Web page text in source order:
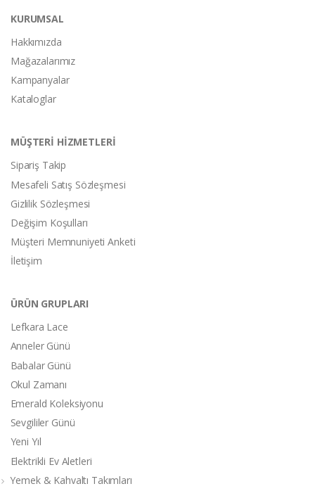
KURUMSAL
Hakkımızda
Mağazalarımız
Kampanyalar
Kataloglar
MÜŞTERİ HİZMETLERİ
Sipariş Takip
Mesafeli Satış Sözleşmesi
Gizlilik Sözleşmesi
Değişim Koşulları
Müşteri Memnuniyeti Anketi
İletişim
ÜRÜN GRUPLARI
Lefkara Lace
Anneler Günü
Babalar Günü
Okul Zamanı
Emerald Koleksiyonu
Sevgililer Günü
Yeni Yıl
Elektrikli Ev Aletleri
Yemek & Kahvaltı Takımları